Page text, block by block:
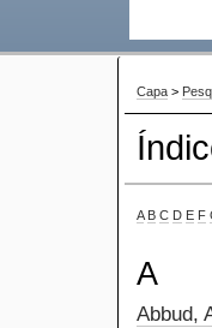
Capa >
A B C D E F
A
Abbud,